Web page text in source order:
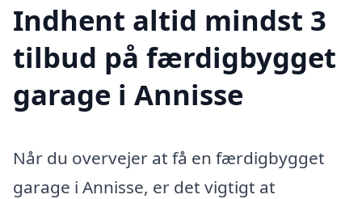
Indhent altid mindst 3
tilbud på færdigbygget
garage i Annisse
Når du overvejer at få en færdigbygget
garage i Annisse, er det vigtigt at